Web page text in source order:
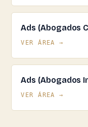
Ads (Abogados
VER ÁREA →
Ads (Abogados
VER ÁREA →